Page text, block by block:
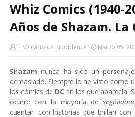
Whiz Comics (1940-
Años de Shazam. La
El Solitario de Providence Marzo 05,
Shazamnunca ha sido un
demasiado. Siempre lo he visto como
los cómics de DC en los que aparecía.
ocurre con la mayoría de
cuentan con historias que brillan con